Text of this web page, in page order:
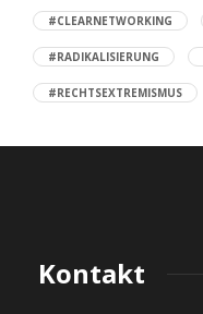
#CLEARNETWORKING
#RADIKALISIERUNG
#RECHTSEXTREMISMUS
Kontakt